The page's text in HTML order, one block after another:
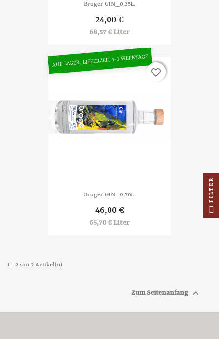
Broger GIN_0,35L.
24,00 €
68,57 € Liter
Broger GIN_0,70L.
46,00 €
65,70 € Liter
AUF LAGER. LIEFERZEIT 1-3 WERKTAGE
favorite_border
favorite_border
1 - 2 von 2 Artikel(n)
Zum Seitenanfang 
FILTER